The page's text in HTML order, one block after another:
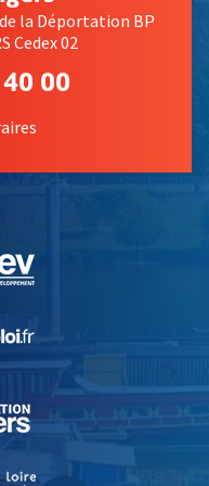
la Déportation BP
Cedex 02
00
, Ouvre une nouvelle
, Ouvre une nouvelle